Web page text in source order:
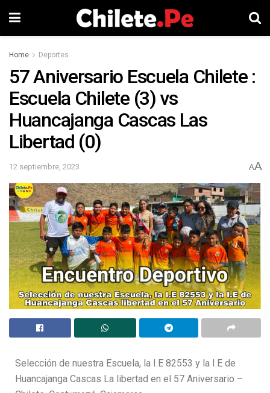
Home Deportes
57 Aniversario Escuela Chilete :
Escuela Chilete (3) vs
Huancajanga Cascas Las
Libertad (0)
12 septiembre, 2023 AA
Selección de nuestra Escuela, la I.E 82553 y la I.E de
Huancajanga Cascas La libertad en el 57 Aniversario –